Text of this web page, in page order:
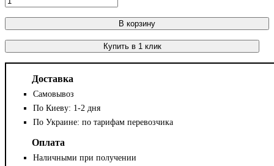
В корзину
Купить в 1 клик
Доставка
Самовывоз
По Киеву: 1-2 дня
По Украине: по тарифам перевозчика
Оплата
Наличными при получении